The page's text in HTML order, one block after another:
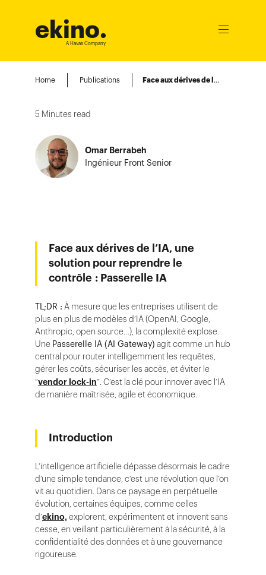
ekino.
A Havas Company
Ouvrir
Home Publications Face aux dérives de l’IA, une solution pour reprendre le contrôle : Passerelle IA
5 Minutes read
Omar Berrabeh
Ingénieur Front Senior
Face aux dérives de l’IA, une
solution pour reprendre le
contrôle : Passerelle IA
TL;DR : À mesure que les entreprises utilisent de
plus en plus de modèles d’IA (OpenAI, Google,
Anthropic, open source…), la complexité explose.
Une Passerelle IA (AI Gateway) agit comme un hub
central pour router intelligemment les requêtes,
gérer les coûts, sécuriser les accès, et éviter le
“vendor lock-in”. C’est la clé pour innover avec l’IA
de manière maîtrisée, agile et économique.
Introduction
L’intelligence artificielle dépasse désormais le cadre
d’une simple tendance, c’est une révolution que l’on
vit au quotidien. Dans ce paysage en perpétuelle
évolution, certaines équipes, comme celles
d’ekino,explorent, expérimentent et innovent sans
cesse, en veillant particulièrement à la sécurité, à la
confidentialité des données et à une gouvernance
rigoureuse.